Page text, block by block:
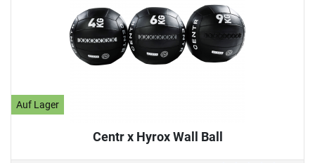
Auf Lager
Centr x Hyrox Wall Ball